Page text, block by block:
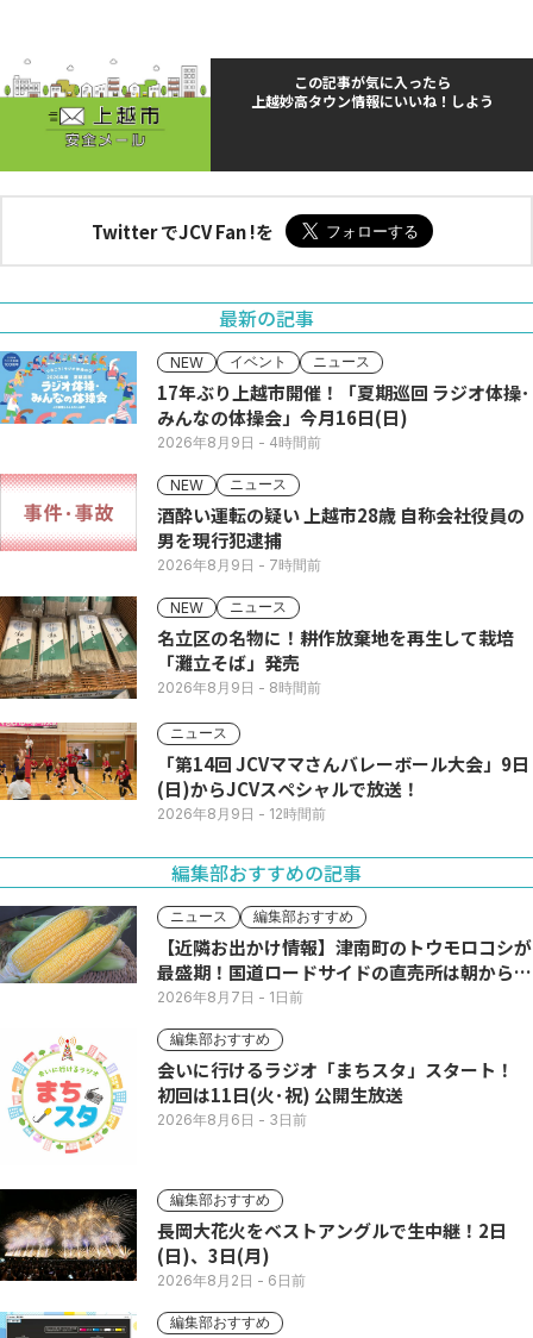
この記事が気に入ったら
上越妙高タウン情報にいいね！しよう
Twitter でJCV Fan !を
最新の記事
NEW イベント ニュース
17年ぶり上越市開催！「夏期巡回 ラジオ体操･
みんなの体操会」今月16日(日)
2026年8月9日 - 4時間前
NEW ニュース
酒酔い運転の疑い 上越市28歳 自称会社役員の
男を現行犯逮捕
2026年8月9日 - 7時間前
NEW ニュース
名立区の名物に！耕作放棄地を再生して栽培
「灘立そば」発売
2026年8月9日 - 8時間前
ニュース
「第14回 JCVママさんバレーボール大会」9日
(日)からJCVスペシャルで放送！
2026年8月9日 - 12時間前
編集部おすすめの記事
ニュース 編集部おすすめ
【近隣お出かけ情報】津南町のトウモロコシが
最盛期！国道ロードサイドの直売所は朝から長
い列
2026年8月7日 - 1日前
編集部おすすめ
会いに行けるラジオ「まちスタ」スタート！
初回は11日(火･祝) 公開生放送
2026年8月6日 - 3日前
編集部おすすめ
長岡大花火をベストアングルで生中継！2日
(日)、3日(月)
2026年8月2日 - 6日前
編集部おすすめ